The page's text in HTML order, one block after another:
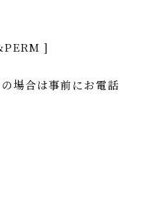
]
場合は事前にお電話